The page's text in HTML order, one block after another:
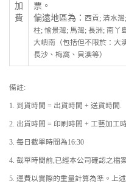
加
費
票。
偏遠地區為： 西貢; 清水
柱; 愉景灣; 馬灣; 長洲; 南丫
大嶼南（包括但不限於：大
長沙、梅窩、貝澳等）
備註:
1. 到貨時間 = 出貨時間 + 送貨時間.
2. 出貨時間 = 印刷時間 + 工藝加工
3. 每日截單時間為16:30
4. 截單時間前,已經本公司確認之檔
5. 運費以實際的重量計算為準。上